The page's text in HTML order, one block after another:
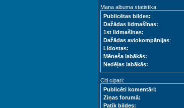
Mana albuma statistika:
Publicētas bildes:
Dažādas lidmašīnas:
1st lidmašīnas:
Dažādas aviokompānijas:
Lidostas:
Mēneša labākās:
Nedēļas labākās:
Citi cipari:
Publicēti komentāri:
Ziņas forumā:
Patīk bildes: